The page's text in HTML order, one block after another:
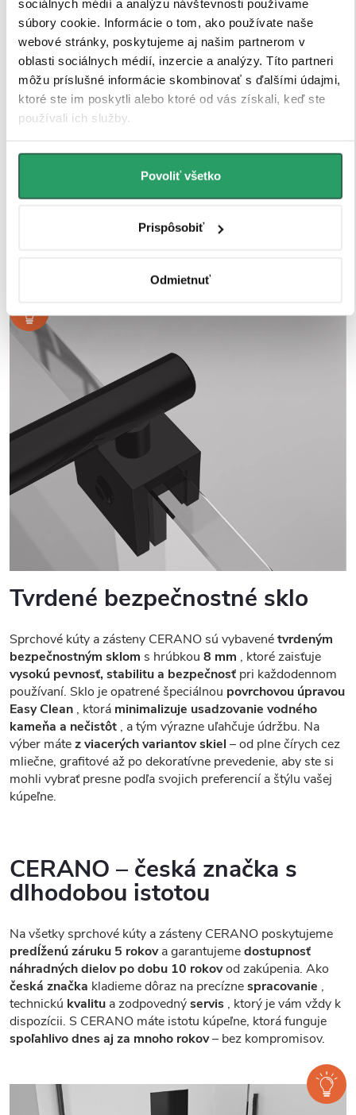
sociálnych médií a analýzu návštevnosti používame
súbory cookie. Informácie o tom, ako používate naše
webové stránky, poskytujeme aj našim partnerom v
oblasti sociálnych médií, inzercie a analýzy. Títo partneri
môžu príslušné informácie skombinovať s ďalšími údajmi,
ktoré ste im poskytli alebo ktoré od vás získali, keď ste
používali ich služby.
Povoliť všetko
Prispôsobiť
Odmietnuť
kúpeľňovom prostredí.
Tvrdené bezpečnostné sklo
Sprchové kúty a zásteny CERANO sú vybavenétvrdeným
bezpečnostným sklom s hrúbkou 8 mm , ktoré zaisťuje
vysokú pevnosť, stabilitu a bezpečnosť pri každodennom
používaní. Sklo je opatrené špeciálnou povrchovou úpravou
Easy Clean , ktorá minimalizuje usadzovanie vodného
kameňa a nečistôt , a tým výrazne uľahčuje údržbu. Na
výber mátez viacerých variantov skiel – od plne čírych cez
mliečne, grafitové až po dekoratívne prevedenie, aby ste si
mohli vybrať presne podľa svojich preferencií a štýlu vašej
kúpeľne.
CERANO – česká značka s
dlhodobou istotou
Na všetky sprchové kúty a zásteny CERANO poskytujeme
predĺženú záruku 5 rokova garantujemedostupnosť
náhradných dielov po dobu 10 rokovod zakúpenia. Ako
česká značka kladieme dôraz na precíznespracovanie ,
technickú kvalitu a zodpovednýservis , ktorý je vám vždy k
dispozícii. S CERANO máte istotu kúpeľne, ktorá funguje
spoľahlivo dnes aj za mnoho rokov– bez kompromisov.